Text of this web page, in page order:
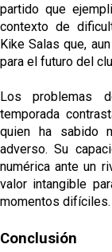
partido que
contexto de
Kike Salas que,
para el futuro del
Los problemas
temporada
quien ha sabido
adverso. Su
numérica ante un
valor intangible
momentos difíciles.
Conclusión